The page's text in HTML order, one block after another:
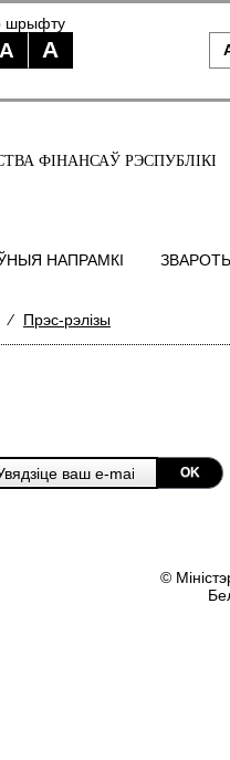
шрыфту
A A
ФІНАНСАЎ РЭСПУБЛІКІ
НАПРАМКI
⁄ Прэс-рэлізы
OK
©